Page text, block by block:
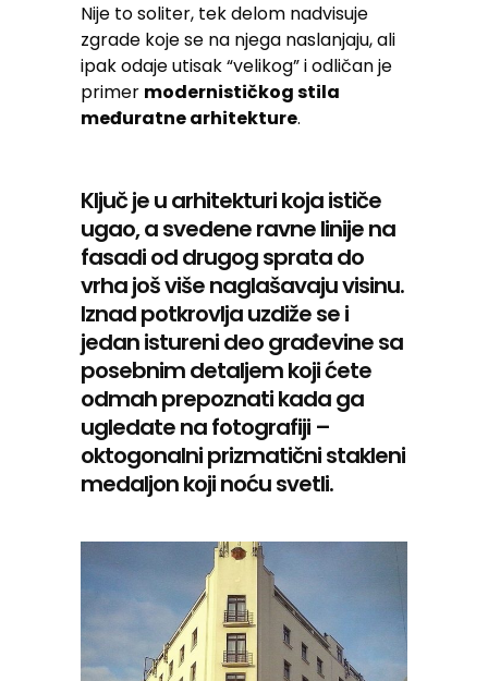
Nije to soliter, tek delom nadvisuje
zgrade koje se na njega naslanjaju, ali
ipak odaje utisak “velikog” i odličan je
primer modernističkog stila
međuratne arhitekture.
Ključ je u arhitekturi koja ističe
ugao, a svedene ravne linije na
fasadi od drugog sprata do
vrha još više naglašavaju visinu.
Iznad potkrovlja uzdiže se i
jedan istureni deo građevine sa
posebnim detaljem koji ćete
odmah prepoznati kada ga
ugledate na fotografiji –
oktogonalni prizmatični stakleni
medaljon koji noću svetli.